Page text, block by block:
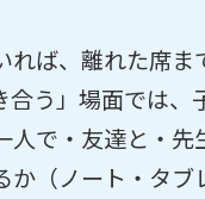
れば、離れた席ま
合う」場面では、
人で・友達と・
か（ノート・タブ